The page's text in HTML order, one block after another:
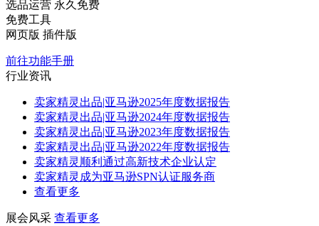
选品运营 永久免费
免费工具
网页版 插件版
前往功能手册
行业资讯
卖家精灵出品|亚马逊2025年度数据报告
卖家精灵出品|亚马逊2024年度数据报告
卖家精灵出品|亚马逊2023年度数据报告
卖家精灵出品|亚马逊2022年度数据报告
卖家精灵顺利通过高新技术企业认定
卖家精灵成为亚马逊SPN认证服务商
查看更多
展会风采 查看更多